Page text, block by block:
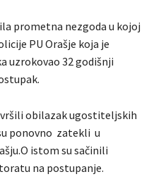
prometna nezgoda u kojoj
PU Orašje koja je
uzrokovao 32 godišnji
obilazak ugostiteljskih
ponovno zatekli u
istom su sačinili
na postupanje.